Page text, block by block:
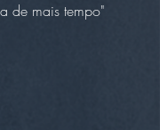
de mais tempo"